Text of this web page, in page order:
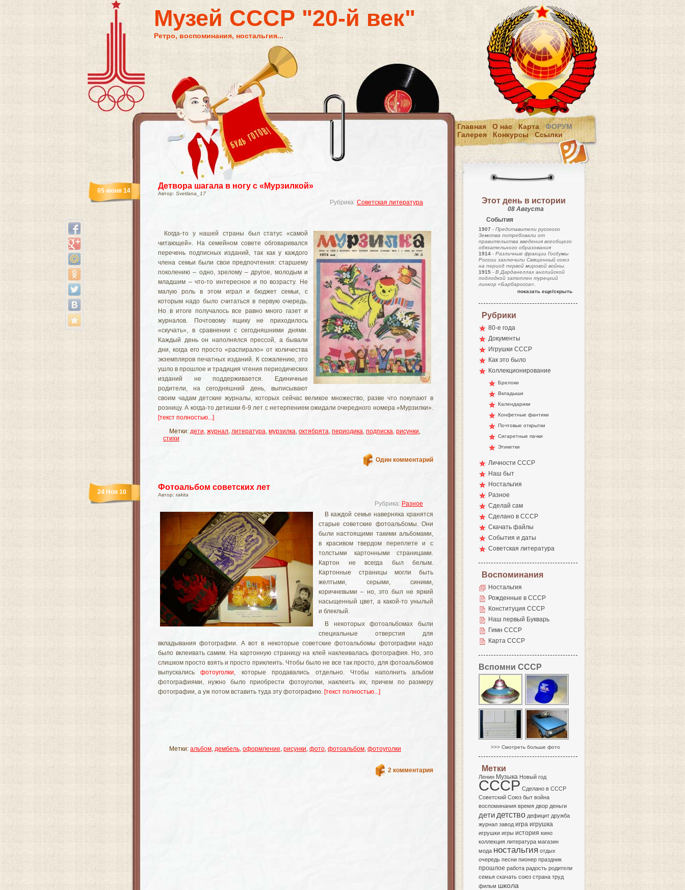
Музей СССР "20-й век"
Ретро, воспоминания, ностальгия...
Главная О нас Карта
ФОРУМ
Галерея
Конкурсы Ссылки
Детвора шагала в ногу с «Мурзилкой»
Автор: Svetlana_17
Рубрика: Советская литература
05 июня 14
Когда-то у нашей страны был статус «самой
читающей». На семейном совете обговаривался
перечень подписных изданий, так как у каждого
члена семьи были свои предпочтения: старшему
поколению – одно, зрелому – другое, молодым и
младшим – что-то интересное и по возрасту. Не
малую роль в этом играл и бюджет семьи, с
которым надо было считаться в первую очередь.
Но в итоге получалось все равно много газет и
журналов. Почтовому ящику не приходилось
«скучать», в сравнении с сегодняшними днями.
Каждый день он наполнялся прессой, а бывали
дни, когда его просто «распирало» от количества
экземпляров печатных изданий. К сожалению, это
ушло в прошлое и традиция чтения периодических
изданий не поддерживается. Единичные
родители, на сегодняшний день, выписывают
своим чадам детские журналы, которых сейчас великое множество, разве что покупают в
розницу. А когда-то детишки 6-9 лет с нетерпением ожидали очередного номера «Мурзилки».
[текст полностью...]
Метки: дети, журнал, литература, мурзилка, октябрята, периодика, подписка, рисунки,
стихи
Один комментарий
Фотоальбом советских лет
Автор: rakita
Рубрика: Разное
24 Ноя 10
В каждой семье наверняка хранятся
старые советские фотоальбомы. Они
были настоящими такими альбомами,
в красивом твердом переплете и с
толстыми картонными страницами.
Картон не всегда был белым.
Картонные страницы могли быть
желтыми, серыми, синими,
коричневыми – но, это был не яркий
насыщенный цвет, а какой-то унылый
и блеклый.
В некоторых фотоальбомах были
специальные отверстия для
вкладывания фотографии. А вот в некоторые советские фотоальбомы фотографии надо
было вклеивать самим. На картонную страницу на клей наклеивалась фотография. Но, это
слишком просто взять и просто приклеить. Чтобы было не все так просто, для фотоальбомов
выпускалисьфотоуголки, которые продавались отдельно. Чтобы наполнить альбом
фотографиями, нужно было приобрести фотоуголки, наклеить их, причем по размеру
фотографии, а уж потом вставить туда эту фотографию. [текст полностью...]
Метки: альбом, дембель, оформление, рисунки, фото, фотоальбом, фотоуголки
2 комментария
Этот день в истории
08 Августа
События
1907 - Представители русского
Земства потребовали от
правительства введения всеобщего
обязательного образования
1914 - Различные фракции Госдумы
России заключили Священный союз
на период первой мировой войны.
1915 - В Дарданеллах английской
подлодкой затоплен турецкий
линкор «Барбаросса».
показать еще/скрыть
Рубрики
80-е года
Документы
Игрушки СССР
Как это было
Коллекционирование
Брелоки
Вкладыши
Календарики
Конфетные фантики
Почтовые открытки
Сигаретные пачки
Этикетки
Личности СССР
Наш быт
Ностальгия
Разное
Сделай сам
Сделано в СССР
Скачать файлы
События и даты
Советская литература
Воспоминания
Ностальгия
Рожденные в СССР
Конституция СССР
Наш первый Букварь
Гимн СССР
Карта СССР
Вспомни СССР
>>> Смотреть больше фото
Метки
Ленин Музыка Новый год
СССР Сделано в СССР
Советский Союз быт война
воспоминания время двор деньги
дети детство дефицит дружба
журнал завод игра игрушка
игрушки игры история кино
коллекция литература магазин
мода ностальгия отдых
очередь песни пионер праздник
прошлое работа радость родители
семья скачать союз страна труд
фильм школа